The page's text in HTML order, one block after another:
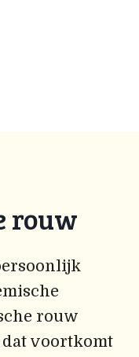
rouw
rouw
voortkomt